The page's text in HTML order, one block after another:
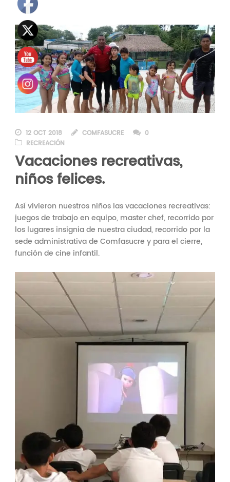
12 OCT 2018 COMFASUCRE
0
RECREACIÓN
Vacaciones recreativas,
niños felices.
Así vivieron nuestros niños las vacaciones recreativas:
juegos de trabajo en equipo, master chef, recorrido por
los lugares insignia de nuestra ciudad, recorrido por la
sede administrativa de Comfasucre y para el cierre,
función de cine infantil.